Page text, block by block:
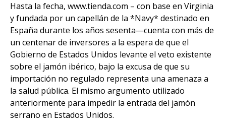
Hasta la fecha, www.tienda.com – con base en Virginia
y fundada por un capellán de la *Navy* destinado en
España durante los años sesenta—cuenta con más de
un centenar de inversores a la espera de que el
Gobierno de Estados Unidos levante el veto existente
sobre el jamón ibérico, bajo la excusa de que su
importación no regulado representa una amenaza a
la salud pública. El mismo argumento utilizado
anteriormente para impedir la entrada del jamón
serrano en Estados Unidos.